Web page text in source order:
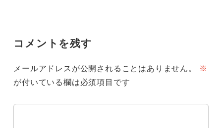
コメントを残す
メールアドレスが公開されることはありません。
※
が付いている欄は必須項目です